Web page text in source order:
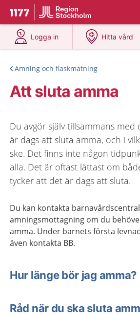
Till startsidan för 1177
Du har valt region
Logga in
på 1177.se
Hitta vård
på
Amning och flaskmatning
Att sluta amma
Du avgör själv tillsammans
är dags att sluta amma, och i
ske. Det finns inte någon
alla. Det är oftast lättast om
tycker att det är dags att sluta.
Du kan kontakta
amningsmottagning om du
amma. Under barnets första
även kontakta BB.
Hur länge bör jag amma?
Råd när du ska sluta